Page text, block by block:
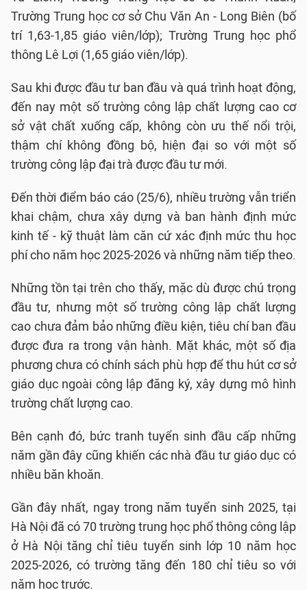
Trường Trung học cơ sở Chu Văn An - Long Biên (bố
trí 1,63-1,85 giáo viên/lớp); Trường Trung học phổ
thông Lê Lợi (1,65 giáo viên/lớp).
Sau khi được đầu tư ban đầu và quá trình hoạt động,
đến nay một số trường công lập chất lượng cao cơ
sở vật chất xuống cấp, không còn ưu thế nổi trội,
thậm chí không đồng bộ, hiện đại so với một số
trường công lập đại trà được đầu tư mới.
Đến thời điểm báo cáo (25/6), nhiều trường vẫn triển
khai chậm, chưa xây dựng và ban hành định mức
kinh tế - kỹ thuật làm căn cứ xác định mức thu học
phí cho năm học 2025-2026 và những năm tiếp theo.
Những tồn tại trên cho thấy, mặc dù được chú trọng
đầu tư, nhưng một số trường công lập chất lượng
cao chưa đảm bảo những điều kiện, tiêu chí ban đầu
được đưa ra trong vận hành. Mặt khác, một số địa
phương chưa có chính sách phù hợp để thu hút cơ sở
giáo dục ngoài công lập đăng ký, xây dựng mô hình
trường chất lượng cao.
Bên cạnh đó, bức tranh tuyển sinh đầu cấp những
năm gần đây cũng khiến các nhà đầu tư giáo dục có
nhiều băn khoăn.
Gần đây nhất, ngay trong năm tuyển sinh 2025, tại
Hà Nội đã có 70 trường trung học phổ thông công lập
ở Hà Nội tăng chỉ tiêu tuyển sinh lớp 10 năm học
2025-2026, có trường tăng đến 180 chỉ tiêu so với
năm học trước.